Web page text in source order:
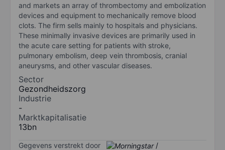
and markets an array of thrombectomy and embolization
devices and equipment to mechanically remove blood
clots. The firm sells mainly to hospitals and physicians.
These minimally invasive devices are primarily used in
the acute care setting for patients with stroke,
pulmonary embolism, deep vein thrombosis, cranial
aneurysms, and other vascular diseases.
Sector
Gezondheidszorg
Industrie
-
Marktkapitalisatie
13bn
Gegevens verstrekt door /